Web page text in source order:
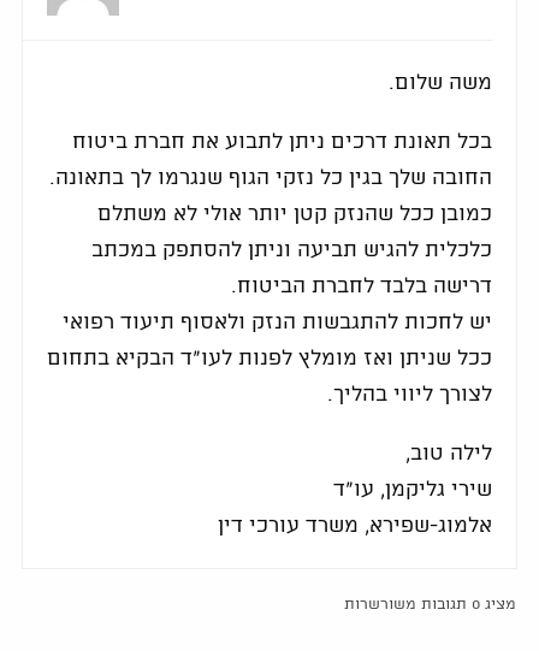
משה שלום.
בכל תאונת דרכים ניתן לתבוע את חברת ביטוח
החובה שלך בגין כל נזקי הגוף שנגרמו לך בתאונה.
כמובן ככל שהנזק קטן יותר אולי לא משתלם
כלכלית להגיש תביעה וניתן להסתפק במכתב
דרישה בלבד לחברת הביטוח.
יש לחכות להתגבשות הנזק ולאסוף תיעוד רפואי
ככל שניתן ואז מומלץ לפנות לעו"ד הבקיא בתחום
לצורך ליווי בהליך.
לילה טוב,
שירי גליקמן, עו"ד
אלמוג-שפירא, משרד עורכי דין
מציג 0 תגובות משורשרות